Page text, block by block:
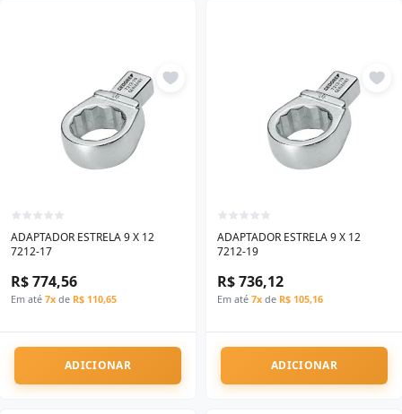
ADAPTADOR ESTRELA 9 X 12
7212-17
R$ 774,56
Em até 7x de R$ 110,65
ADICIONAR
ADAPTADOR ESTRELA 9 X 12
7212-19
R$ 736,12
Em até 7x de R$ 105,16
ADICIONAR